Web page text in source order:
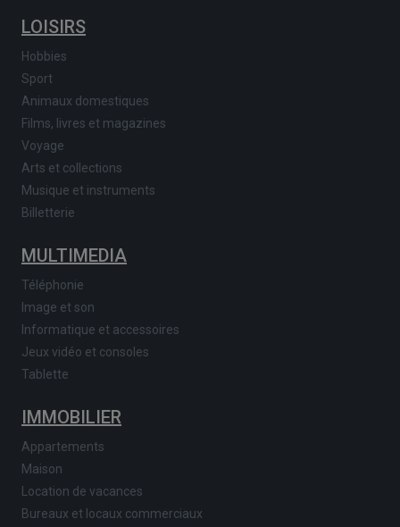
LOISIRS
Hobbies
Sport
Animaux domestiques
Films, livres et magazines
Voyage
Arts et collections
Musique et instruments
Billetterie
MULTIMEDIA
Téléphonie
Image et son
Informatique et accessoires
Jeux vidéo et consoles
Tablette
IMMOBILIER
Appartements
Maison
Location de vacances
Bureaux et locaux commerciaux